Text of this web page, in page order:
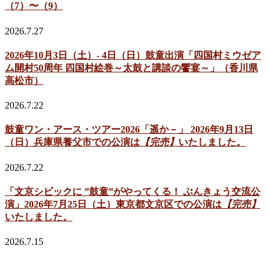
（7）〜（9）
2026.7.27
2026年10月3日（土）- 4日（日）鼓童出演「四国村ミウゼア
ム開村50周年 四国村絵巻～太鼓と講談の饗宴～」（香川県
高松市）
2026.7.22
鼓童ワン・アース・ツアー2026「遥か－」 2026年9月13日
（日）兵庫県養父市での公演は 【完売】 いたしました。
2026.7.22
「文京シビックに ”鼓童”がやってくる！ ぶんきょう交流公
演」2026年7月25日（土）東京都文京区での公演は 【完売】
いたしました。
2026.7.15